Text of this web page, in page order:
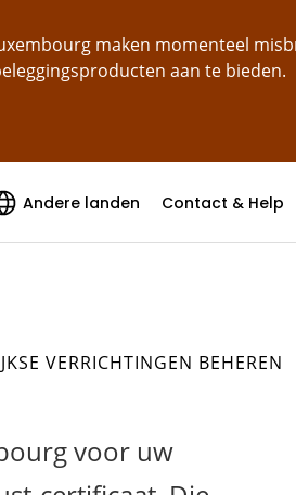
maken momenteel
aan te bieden.
Andere landen Contact & Help
VERRICHTINGEN BEHEREN
voor uw